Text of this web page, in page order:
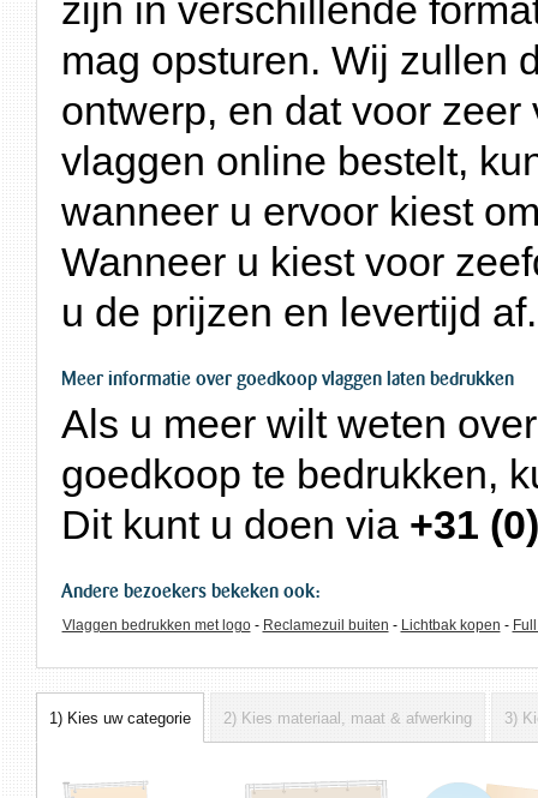
zijn in verschillende
mag opsturen. Wij zullen
ontwerp, en dat voor
vlaggen online bestelt,
wanneer u ervoor kiest
Wanneer u kiest voor
u de prijzen en levertijd af.
Meer informatie over goedkoop vlaggen laten bedrukken
Als u meer wilt weten
goedkoop te bedrukken,
Dit kunt u doen via +31
Andere bezoekers bekeken ook:
Vlaggen bedrukken met logo Reclamezuil buiten Lichtbak kopen
1) Kies uw categorie 2) Kies materiaal, maat & afwerking 3)